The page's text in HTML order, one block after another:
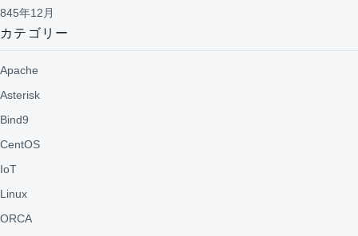
845年12月
カテゴリー
Apache
Asterisk
Bind9
CentOS
IoT
Linux
ORCA